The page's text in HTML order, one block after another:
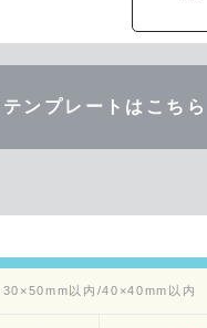
テンプレートはこちら
30×50mm以内/40×40mm以内